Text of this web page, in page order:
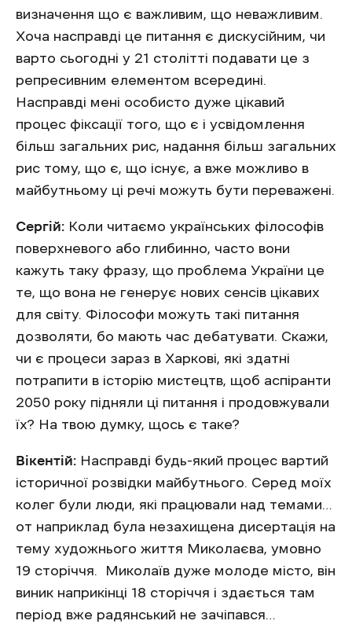
визначення що є важливим, що неважливим.
Хоча насправді це питання є дискусійним, чи
варто сьогодні у 21 столітті подавати це з
репресивним елементом всередині.
Насправді мені особисто дуже цікавий
процес фіксації того, що є і усвідомлення
більш загальних рис, надання більш загальних
рис тому, що є, що існує, а вже можливо в
майбутньому ці речі можуть бути переважені.
Сергій: Коли читаємо українських філософів
поверхневого або глибинно, часто вони
кажуть таку фразу, що проблема України це
те, що вона не генерує нових сенсів цікавих
для світу. Філософи можуть такі питання
дозволяти, бо мають час дебатувати. Скажи,
чи є процеси зараз в Харкові, які здатні
потрапити в історію мистецтв, щоб аспіранти
2050 року підняли ці питання і продовжували
їх? На твою думку, щось є таке?
Вікентій: Насправді будь-який процес вартий
історичної розвідки майбутнього. Серед моїх
колег були люди, які працювали над темами…
от наприклад була незахищена дисертація на
тему художнього життя Миколаєва, умовно
19 сторіччя. Миколаїв дуже молоде місто, він
виник наприкінці 18 сторіччя і здається там
період вже радянський не зачіпався…